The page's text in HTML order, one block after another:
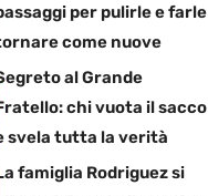
per pulirle e farle
come nuove
al Grande
chi vuota il sacco
svela tutta la verità
famiglia Rodriguez si